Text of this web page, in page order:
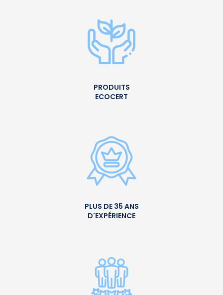
PRODUITS
ECOCERT
PLUS DE 35 ANS
D'EXPÉRIENCE